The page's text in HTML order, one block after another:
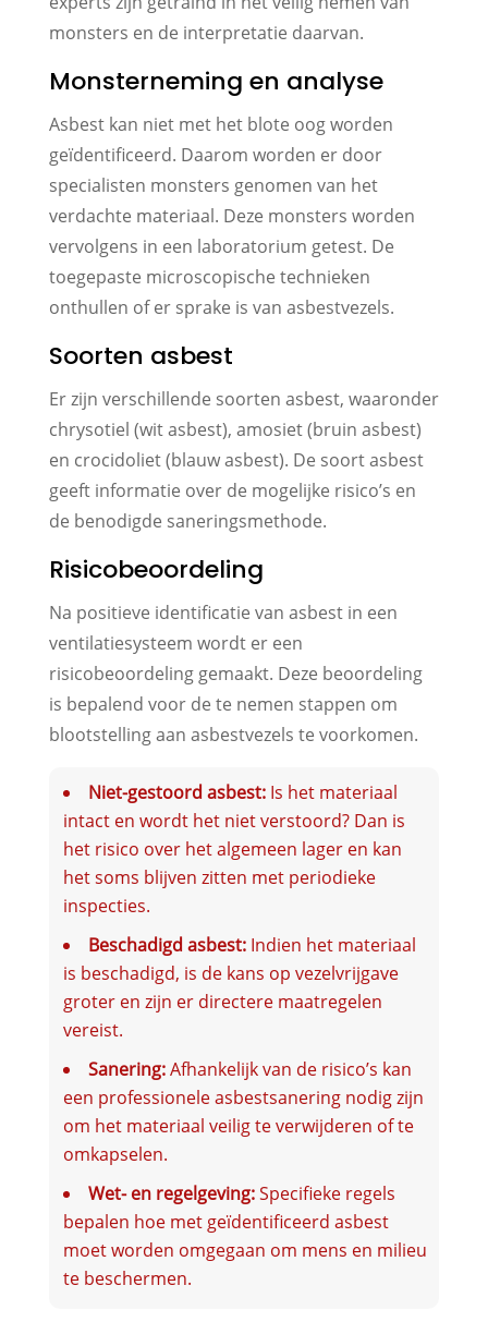
monsters en de interpretatie daarvan.
Monsterneming en analyse
Asbest kan niet met het blote oog worden
geïdentificeerd. Daarom worden er door
specialisten monsters genomen van het
verdachte materiaal. Deze monsters worden
vervolgens in een laboratorium getest. De
toegepaste microscopische technieken
onthullen of er sprake is van asbestvezels.
Soorten asbest
Er zijn verschillende soorten asbest, waaronder
chrysotiel (wit asbest), amosiet (bruin asbest)
en crocidoliet (blauw asbest). De soort asbest
geeft informatie over de mogelijke risico’s en
de benodigde saneringsmethode.
Risicobeoordeling
Na positieve identificatie van asbest in een
ventilatiesysteem wordt er een
risicobeoordeling gemaakt. Deze beoordeling
is bepalend voor de te nemen stappen om
blootstelling aan asbestvezels te voorkomen.
Niet-gestoord asbest:Is het materiaal
intact en wordt het niet verstoord? Dan is
het risico over het algemeen lager en kan
het soms blijven zitten met periodieke
inspecties.
Beschadigd asbest:Indien het materiaal
is beschadigd, is de kans op vezelvrijgave
groter en zijn er directere maatregelen
vereist.
Sanering:Afhankelijk van de risico’s kan
een professionele asbestsanering nodig zijn
om het materiaal veilig te verwijderen of te
omkapselen.
Wet- en regelgeving:Specifieke regels
bepalen hoe met geïdentificeerd asbest
moet worden omgegaan om mens en milieu
te beschermen.